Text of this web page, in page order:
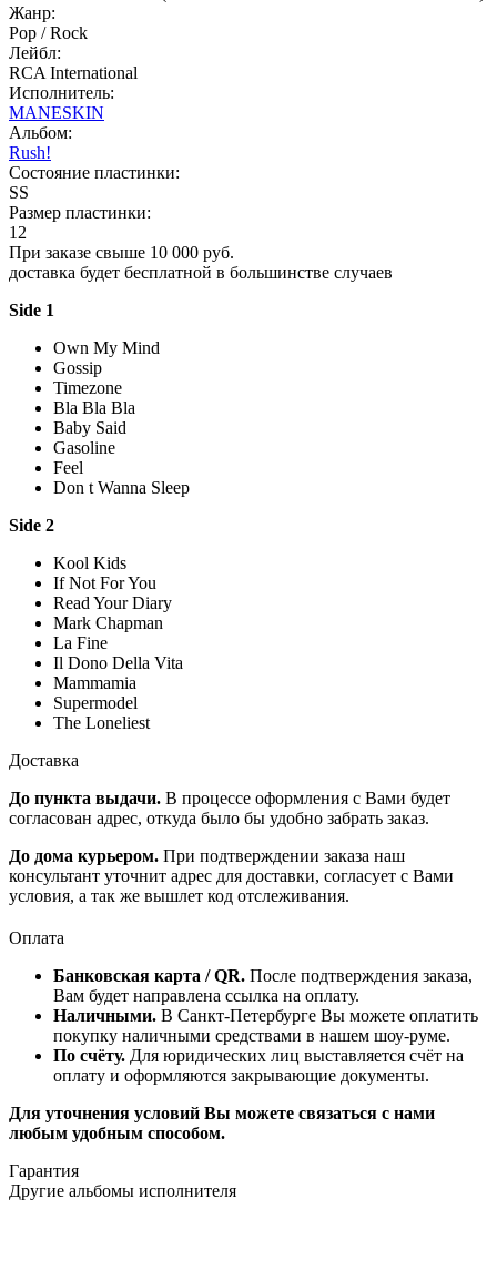
Жанр:
Pop / Rock
Лейбл:
RCA International
Исполнитель:
MANESKIN
Альбом:
Rush!
Состояние пластинки:
SS
Размер пластинки:
12
При заказе свыше 10 000 руб.
доставка будет бесплатной в большинстве случаев
Side 1
Own My Mind
Gossip
Timezone
Bla Bla Bla
Baby Said
Gasoline
Feel
Don t Wanna Sleep
Side 2
Kool Kids
If Not For You
Read Your Diary
Mark Chapman
La Fine
Il Dono Della Vita
Mammamia
Supermodel
The Loneliest
Доставка
До пункта выдачи. В процессе оформления с Вами будет
согласован адрес, откуда было бы удобно забрать заказ.
До дома курьером. При подтверждении заказа наш
консультант уточнит адрес для доставки, согласует с Вами
условия, а так же вышлет код отслеживания.
Оплата
Банковская карта / QR. После подтверждения заказа,
Вам будет направлена ссылка на оплату.
Наличными. В Санкт-Петербурге Вы можете оплатить
покупку наличными средствами в нашем шоу-руме.
По счёту. Для юридических лиц выставляется счёт на
оплату и оформляются закрывающие документы.
Для уточнения условий Вы можете связаться с нами
любым удобным способом.
Гарантия
Другие альбомы исполнителя